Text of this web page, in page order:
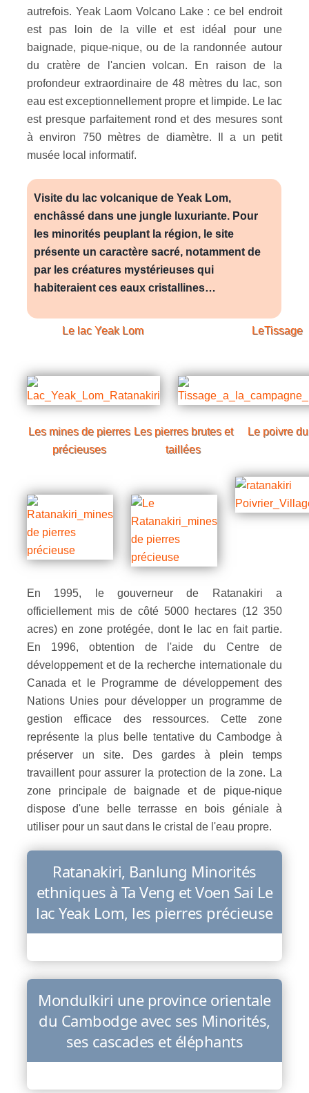
autrefois. Yeak Laom Volcano Lake : ce bel endroit
est pas loin de la ville et est idéal pour une
baignade, pique-nique, ou de la randonnée autour
du cratère de l'ancien volcan. En raison de la
profondeur extraordinaire de 48 mètres du lac, son
eau est exceptionnellement propre et limpide. Le lac
est presque parfaitement rond et des mesures sont
à environ 750 mètres de diamètre. Il a un petit
musée local informatif.
Visite du lac volcanique de Yeak Lom,
enchâssé dans une jungle luxuriante. Pour
les minorités peuplant la région, le site
présente un caractère sacré, notamment de
par les créatures mystérieuses qui
habiteraient ces eaux cristallines…
Le lacYeak Lom LeTissage
Les mines de pierres
précieuses
Les pierres brutes et
taillées
Le poivre
En 1995, le gouverneur de Ratanakiri a
officiellement mis de côté 5000 hectares (12 350
acres) en zone protégée, dont le lac en fait partie.
En 1996, obtention de l'aide du Centre de
développement et de la recherche internationale du
Canada et le Programme de développement des
Nations Unies pour développer un programme de
gestion efficace des ressources. Cette zone
représente la plus belle tentative du Cambodge à
préserver un site. Des gardes à plein temps
travaillent pour assurer la protection de la zone. La
zone principale de baignade et de pique-nique
dispose d'une belle terrasse en bois géniale à
utiliser pour un saut dans le cristal de l'eau propre.
Ratanakiri, Banlung Minorités
ethniques à Ta Veng et Voen Sai Le
lac Yeak Lom, les pierres précieuse
Mondulkiri une province orientale
du Cambodge avec ses Minorités,
ses cascades et éléphants